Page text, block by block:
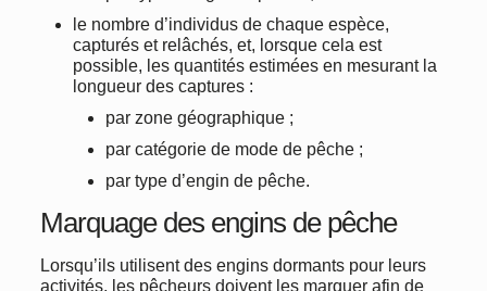
le nombre d’individus de chaque espèce,
capturés et relâchés, et, lorsque cela est
possible, les quantités estimées en mesurant la
longueur des captures :
par zone géographique ;
par catégorie de mode de pêche ;
par type d’engin de pêche.
Marquage des engins de pêche
Lorsqu’ils utilisent des engins dormants pour leurs
activités, les pêcheurs doivent les marquer afin de